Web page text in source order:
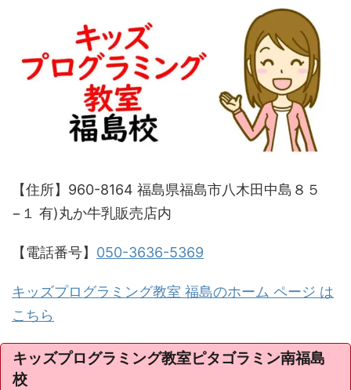
【住所】960-8164 福島県福島市八木田中島８５
−１ 有)丸か牛乳販売店内
【電話番号】 050-3636-5369
キッズプログラミング教室 福島のホーム ページ は
こちら
キッズプログラミング教室ピタゴラミン南福島
校